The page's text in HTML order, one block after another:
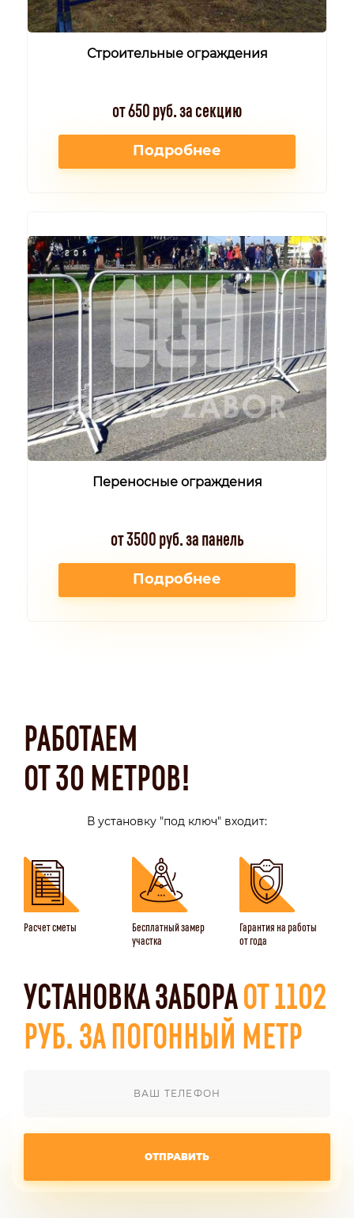
Строительные ограждения
от 650 руб. за секцию
Подробнее
Переносные ограждения
от 3500 руб. за панель
Подробнее
РАБОТАЕМ
ОТ 30 МЕТРОВ!
В установку "под ключ" входит:
Расчет сметы
Бесплатный замер
участка
Гарантия на работы
от года
УСТАНОВКА ЗАБОРАОТ 1102
РУБ. ЗА ПОГОННЫЙ МЕТР
ОТПРАВИТЬ